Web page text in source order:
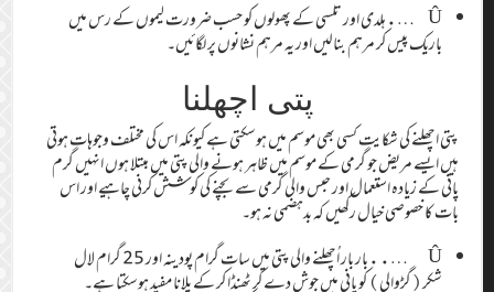
Û ….ہلدی اور تلسی کے پھولوں کو حسب ضرورت لیموں کے رس میں
باریک پیس کر مرہم بنالیں اور یہ مرہم نشانوں پر لگائیں۔
پتی اچھلنا
پتی اچھلنے کی شکایت کسی بھی موسم میں ہوسکتی ہے کیونکہ اس کی مختلف وجوہات ہوتی
ہیں ایسے مریض جو گرمی کے موسم میں ظاہر ہونے والی پتی میں مبتلا ہوں انہیں گرم
پانی کے زیادہ استعمال اور حبس والی گرمی سے بچنے کی کوشش کرنی چاہیے اور اس
بات کا خصوصی خیال رکھیں کہ بدہضمی نہ ہو۔
Û …..بار بار اُچھلنے والی پتی میں سات گرام پودینہ اور 25 گرام لال
شکر(گڑوالی) کو پانی میں جوش دے کر ٹھنڈا کر کے پلانا مفید ہوسکتا ہے۔